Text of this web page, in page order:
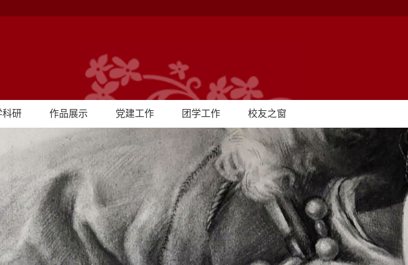
科研 作品展示 党建工作 团学工作 校友之窗